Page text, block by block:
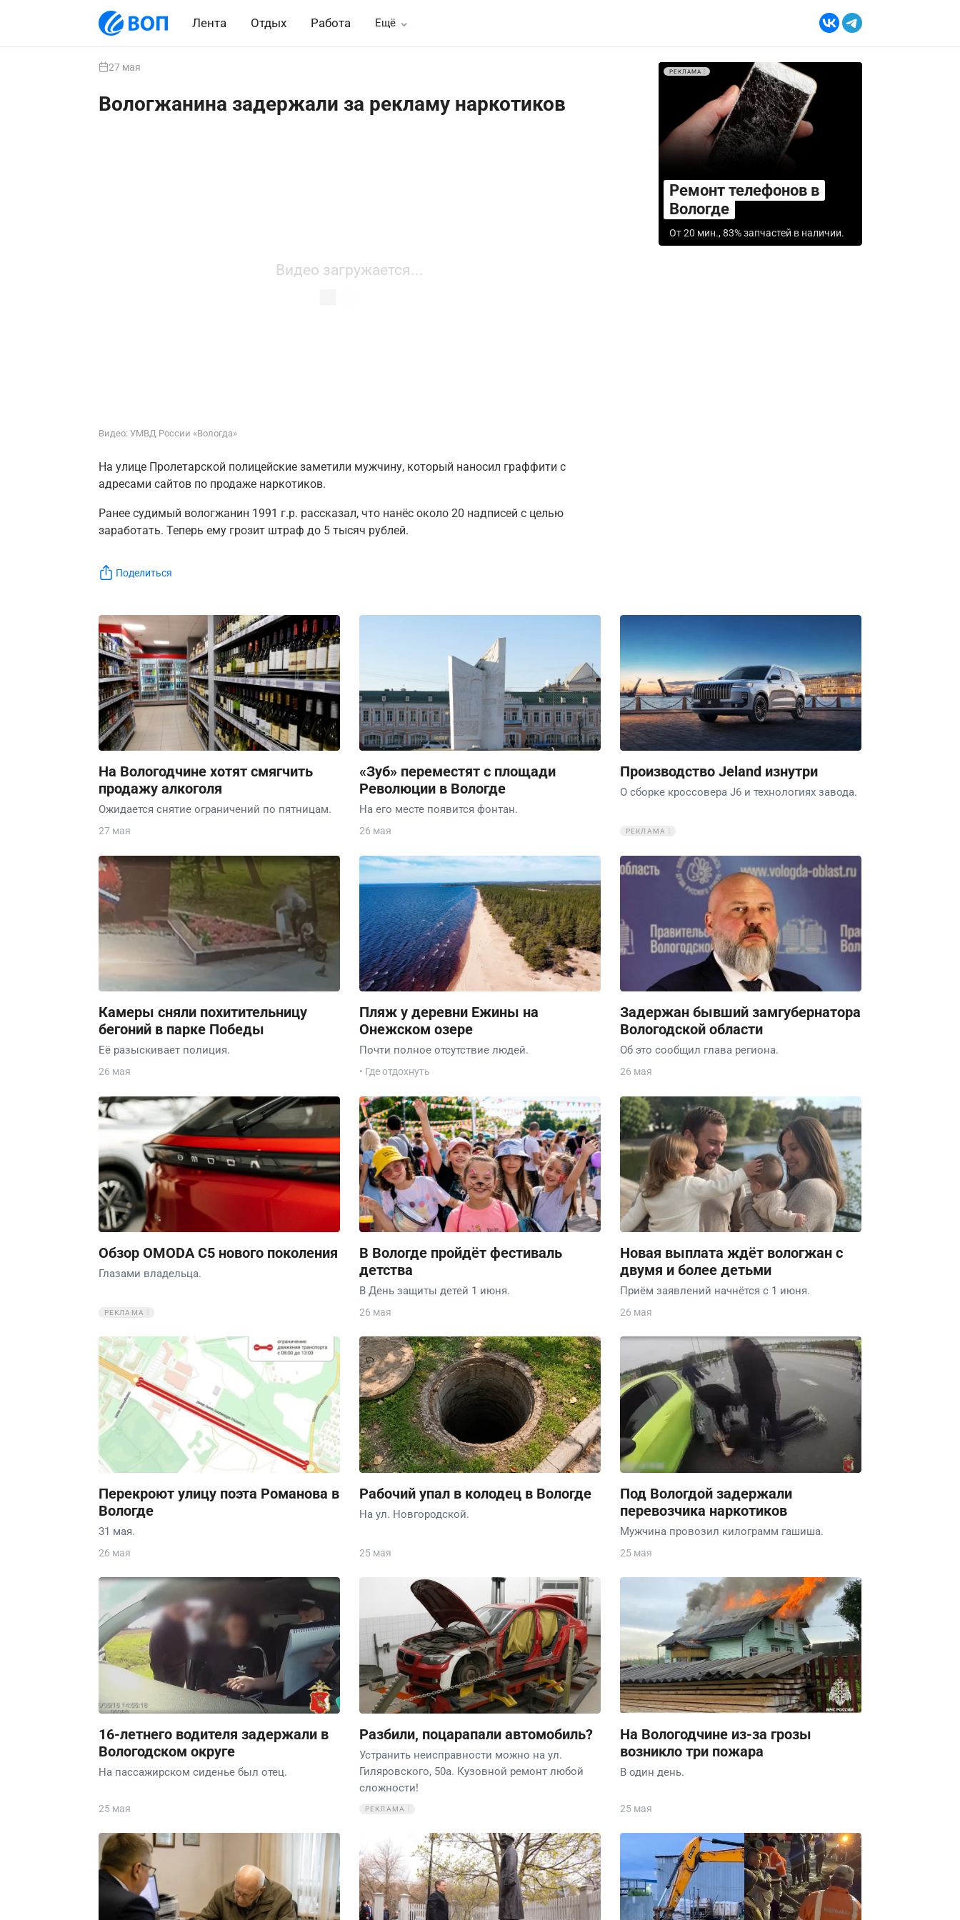
Лента Отдых Работа Ещё
27 мая
Вологжанина задержали за рекламу наркотиков
Видео загружается...
Видео: УМВД России «Вологда»
На улице Пролетарской полицейские заметили мужчину, который наносил граффити с
адресами сайтов по продаже наркотиков.
Ранее судимый вологжанин 1991 г.р. рассказал, что нанёс около 20 надписей с целью
заработать. Теперь ему грозит штраф до 5 тысяч рублей.
Поделиться
РЕКЛАМА
Ремонт телефонов в
Вологде
От 20 мин., 83% запчастей в наличии.
На Вологодчине хотят смягчить
продажу алкоголя
Ожидается снятие ограничений по пятницам.
27 мая
«Зуб» переместят с площади
Революции в Вологде
На его месте появится фонтан.
26 мая
Производство Jeland изнутри
О сборке кроссовера J6 и технологиях завода.
РЕКЛАМА
Камеры сняли похитительницу
бегоний в парке Победы
Её разыскивает полиция.
26 мая
Пляж у деревни Ежины на
Онежском озере
Почти полное отсутствие людей.
• Где отдохнуть
Задержан бывший замгубернатора
Вологодской области
Об это сообщил глава региона.
26 мая
Обзор OMODA C5 нового поколения
Глазами владельца.
РЕКЛАМА
В Вологде пройдёт фестиваль
детства
В День защиты детей 1 июня.
26 мая
Новая выплата ждёт вологжан с
двумя и более детьми
Приём заявлений начнётся с 1 июня.
26 мая
Перекроют улицу поэта Романова в
Вологде
31 мая.
26 мая
Рабочий упал в колодец в Вологде
На ул. Новгородской.
25 мая
Под Вологдой задержали
перевозчика наркотиков
Мужчина провозил килограмм гашиша.
25 мая
16-летнего водителя задержали в
Вологодском округе
На пассажирском сиденье был отец.
25 мая
Разбили, поцарапали автомобиль?
Устранить неисправности можно на ул.
Гиляровского, 50а. Кузовной ремонт любой
сложности!
РЕКЛАМА
На Вологодчине из-за грозы
возникло три пожара
В один день.
25 мая